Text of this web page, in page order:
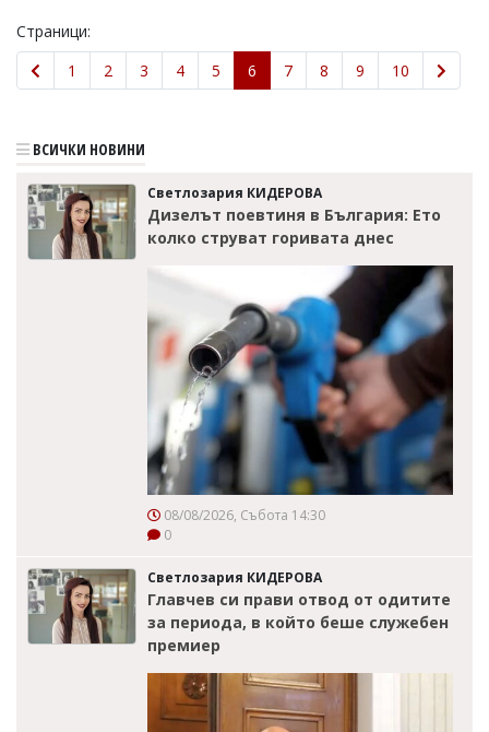
Страници:
1
2 3 4 5 6 7 8 9 10
ВСИЧКИ НОВИНИ
Светлозария КИДЕРОВА
Дизелът поевтиня в България: Ето
колко струват горивата днес
08/08/2026, Събота 14:30
0
Светлозария КИДЕРОВА
Главчев си прави отвод от одитите
за периода, в който беше служебен
премиер